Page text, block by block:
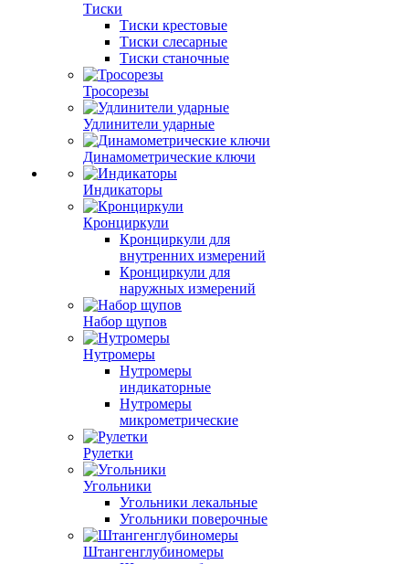
Тиски
Тиски крестовые
Тиски слесарные
Тиски станочные
Тросорезы
Удлинители ударные
Динамометрические ключи
Индикаторы
Кронциркули
Кронциркули для
внутренних измерений
Кронциркули для
наружных измерений
Набор щупов
Нутромеры
Нутромеры
индикаторные
Нутромеры
микрометрические
Рулетки
Угольники
Угольники лекальные
Угольники поверочные
Штангенглубиномеры